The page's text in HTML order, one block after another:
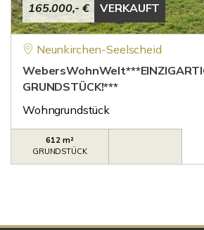
165.000,- € VERKAUFT
Neunkirchen-Seelscheid
GRUNDSTÜCK!***
Wohngrundstück
612 m²
GRUNDSTÜCK